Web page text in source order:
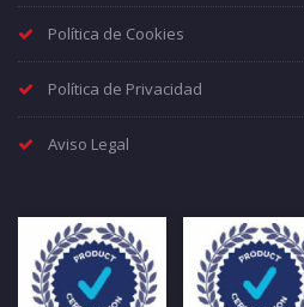
Política de Cookies
Política de Privacidad
Aviso Legal